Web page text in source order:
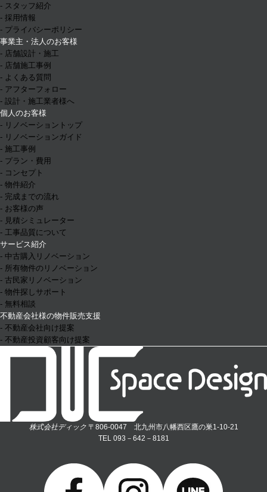
- スタッフ紹介
- 採用情報
- プライバシーポリシー
事業主・法人のお客様
- 店舗設計・施工
- 店舗施工事例
- よくある質問
- アフターフォロー
- 設計・施工業者様へ
個人のお客様
- リノベーショントップ
- リノベーションガイド
- 施工事例
- プラン・費用
- コンセプト
- 物件紹介
- 完成までの流れ
- お客様の声
- 見積シミュレーター
- 工事品質について
サービス紹介
- 中古購入リノベーション
- 所有物件のリノベーション
- 古民家リノベーション
- 物件探しサポート
- 無料相談
不動産会社様の物件販売支援
- 不動産会社向け提案
- 不動産投資顧客向け提案
株式会社ディック〒806-0047 北九州市八幡西区鷹の巣1-10-21
TEL 093－642－8181